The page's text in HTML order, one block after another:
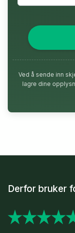
Ved å sende inn
lagre dine
Derfor bruker